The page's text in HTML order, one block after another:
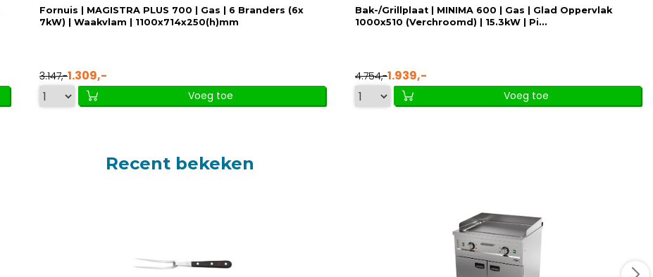
Fornuis | MAGISTRA PLUS 700 | Gas | 6 Branders (6x
7kW) | Waakvlam | 1100x714x250(h)mm
3.147,-1.309,-
Voeg toe
Bak-/Grillplaat | MINIMA 600 | Gas | Glad Oppervlak
1000x510 (Verchroomd) | 15.3kW | Pi...
4.754,-1.939,-
Voeg toe
Recent bekeken